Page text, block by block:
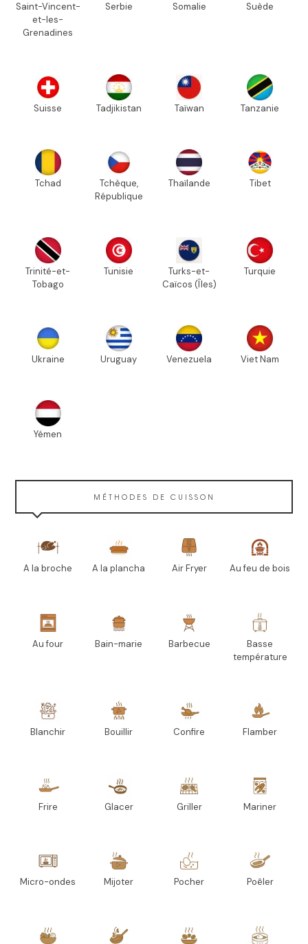
Saint-Vincent-
et-les-
Grenadines
Serbie Somalie Suède
Suisse Tadjikistan Taïwan Tanzanie
Tchad
Tchèque,
République
Thaïlande Tibet
Trinité-et-
Tobago
Tunisie
Turks-et-
Caïcos (Îles)
Turquie
Ukraine Uruguay Venezuela Viet Nam
Yémen
MÉTHODES DE CUISSON
A la broche A la plancha Air Fryer Au feu de bois
Au four Bain-marie Barbecue
Basse
température
Blanchir Bouillir Confire Flamber
Frire Glacer Griller Mariner
Micro-ondes Mijoter Pocher Poêler